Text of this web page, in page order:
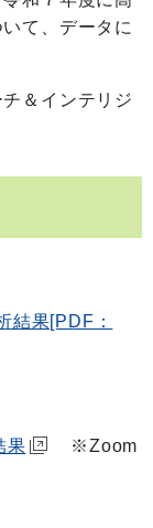
て、データに
＆インテリジ
結果[PDF：
果
※Zoom